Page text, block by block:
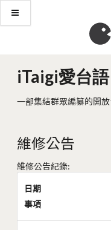
iTaigi愛台語
一部集結群眾編纂的開
維修公告
維修公告紀錄:
日期
事項